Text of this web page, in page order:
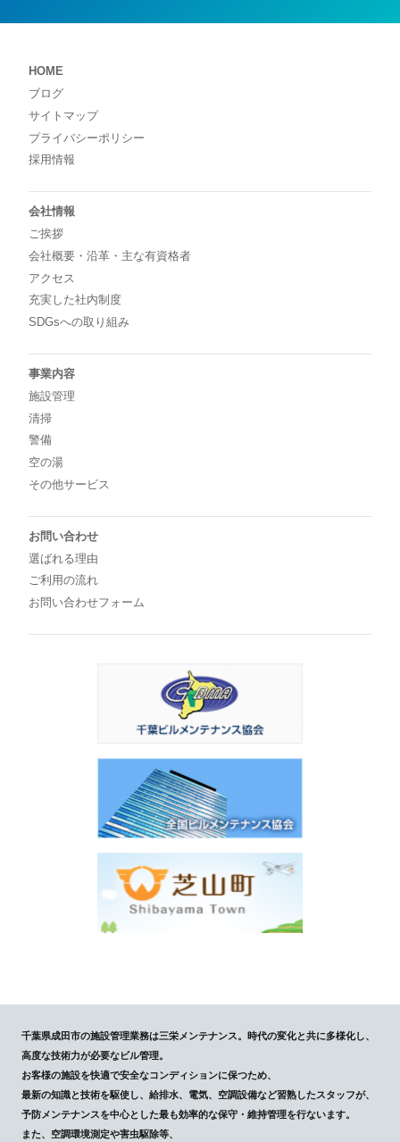
HOME
ブログ
サイトマップ
プライバシーポリシー
採用情報
会社情報
ご挨拶
会社概要・沿革・主な有資格者
アクセス
充実した社内制度
SDGsへの取り組み
事業内容
施設管理
清掃
警備
空の湯
その他サービス
お問い合わせ
選ばれる理由
ご利用の流れ
お問い合わせフォーム
千葉県成田市の施設管理業務は三栄メンテナンス。時代の変化と共に多様化し、
高度な技術力が必要なビル管理。
お客様の施設を快適で安全なコンディションに保つため、
最新の知識と技術を駆使し、給排水、電気、空調設備など習熟したスタッフが、
予防メンテナンスを中心とした最も効率的な保守・維持管理を行ないます。
また、空調環境測定や害虫駆除等、